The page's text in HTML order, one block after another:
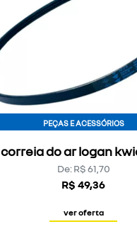
correia do ar logan
PEÇAS E ACESSÓRIOS
De: R$ 61,70
R$ 49,36
ver oferta